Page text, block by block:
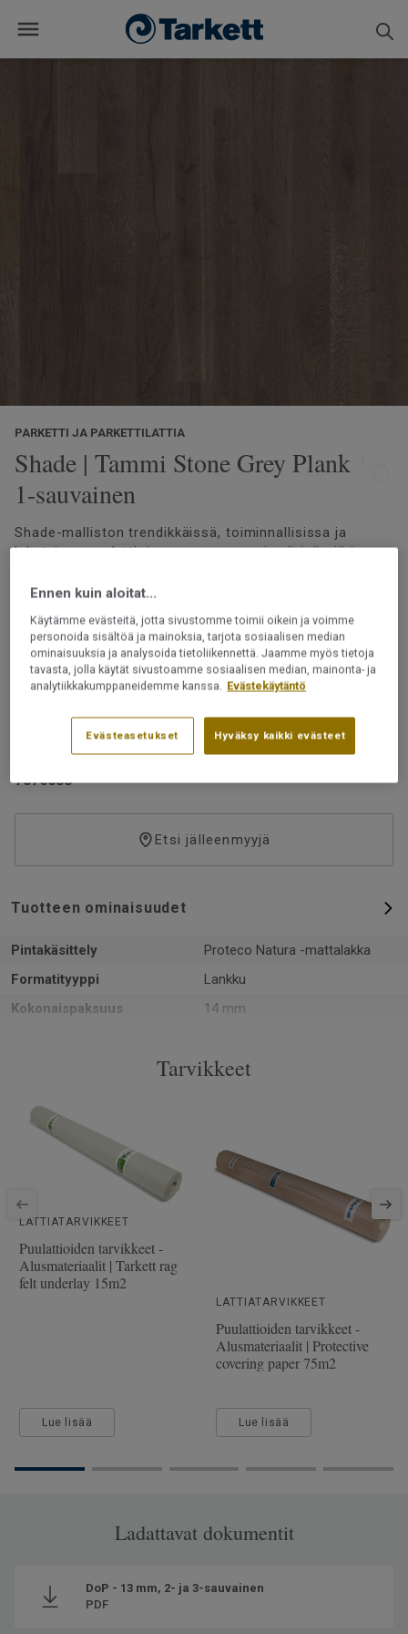
PARKETTI JA PARKETTILATTIA
Shade | Tammi Stone Grey Plank
1-sauvainen
Shade-malliston trendikkäissä, toiminnallisissa ja
lakatuissa puulattioissamme on monia värisävyjä ja
skandinaavisten sisustustrendien ja tyylien mukaan.
lattia, valikoimastamme löytyy sopiva vaihtoehto.
Lue lisää
Katso suuremmat kuvatlajitelmakuvakirjastamme
Asennetaan 2-lock-lukkopontin avulla
Uudelleen hiottava
Voidaan asentaa lattialämmityksen päälle
7876088
Etsi jälleenmyyjä
Tuotteen ominaisuudet
Pintakäsittely
Proteco Natura -mattalakka
Formatityyppi
Lankku
Kokonaispaksuus
14 mm
Kyllä
Kappaleita laatikossa
Asennusmenetelmä
Lukkopontti
SAP-tuotenumero
7876088
Viistetyt reunat
Puulaji
Pituus
3.5 mm
16.2 cm
Tarvikkeet
LATTIATARVIKKEET
Puulattioiden tarvikkeet -
Alusmateriaalit | Tarkett rag
felt underlay 15m2
Lue lisää
LATTIATARVIKKEET
Puulattioiden tarvikkeet -
Alusmateriaalit | Protective
covering paper 75m2
Lue lisää
Ladattavat dokumentit
DoP - 13 mm, 2- ja 3-sauvainen
PDF
Ennen kuin aloitat...
Käytämme evästeitä, jotta sivustomme toimii oikein ja voimme
personoida sisältöä ja mainoksia, tarjota sosiaalisen median
ominaisuuksia ja analysoida tietoliikennettä. Jaamme myös tietoja
tavasta, jolla käytät sivustoamme sosiaalisen median, mainonta- ja
analytiikkakumppaneidemme kanssa. Evästekäytäntö
Evästeasetukset Hyväksy kaikki evästeet